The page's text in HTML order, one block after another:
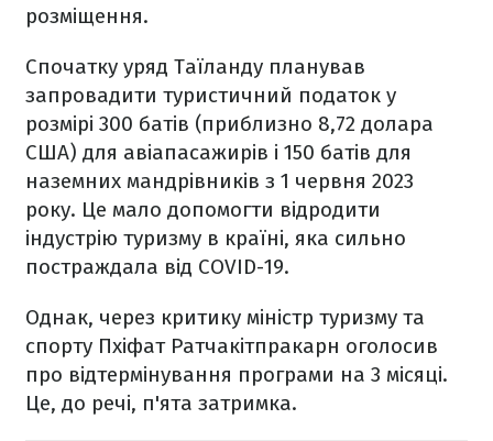
розміщення.
Спочатку уряд Таїланду планував
запровадити туристичний податок у
розмірі 300 батів (приблизно 8,72 долара
США) для авіапасажирів і 150 батів для
наземних мандрівників з 1 червня 2023
року. Це мало допомогти відродити
індустрію туризму в країні, яка сильно
постраждала від COVID-19.
Однак, через критику міністр туризму та
спорту Пхіфат Ратчакітпракарн оголосив
про відтермінування програми на 3 місяці.
Це, до речі, п'ята затримка.